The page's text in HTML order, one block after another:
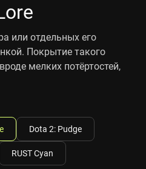
или отдельных его
Покрытие такого
мелких потёртостей,
Dota 2: Pudge
RUST Cyan